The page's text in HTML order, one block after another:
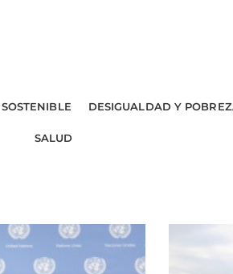
DESIGUALDAD Y
SALUD